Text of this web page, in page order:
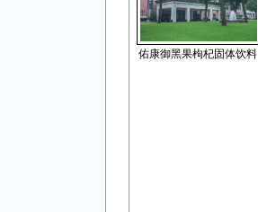
佑康御黑果枸杞固体饮料